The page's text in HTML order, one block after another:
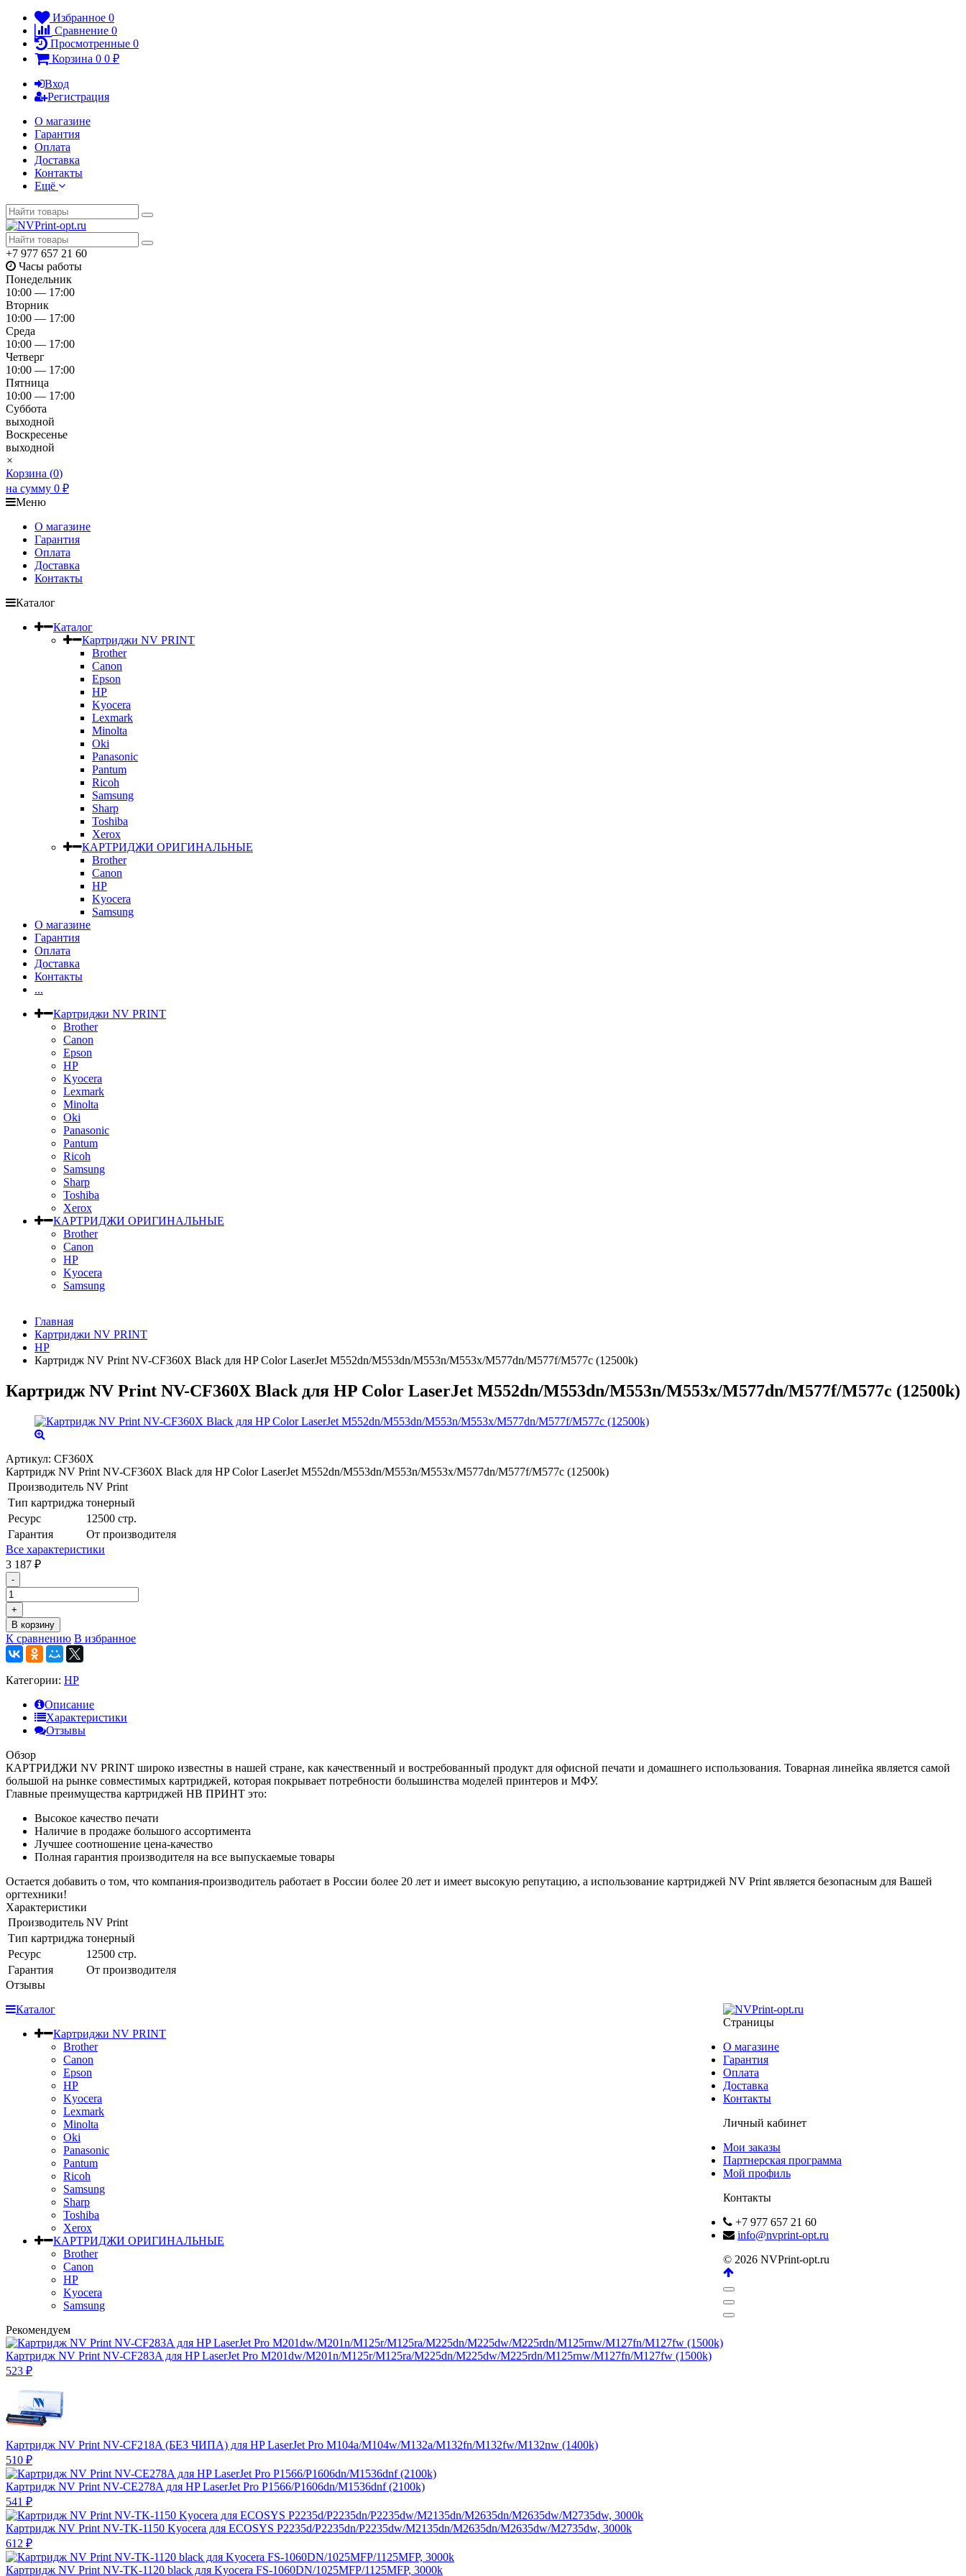
Избранное 0
Сравнение 0
Просмотренные 0
Корзина 0 0 ₽
Вход
Регистрация
О магазине
Гарантия
Оплата
Доставка
Контакты
Ещё
+7 977 657 21 60
Часы работы
Понедельник
10:00 — 17:00
Вторник
10:00 — 17:00
Среда
10:00 — 17:00
Четверг
10:00 — 17:00
Пятница
10:00 — 17:00
Суббота
выходной
Воскресенье
выходной
×
Корзина (0)
на сумму 0 ₽
Меню
О магазине
Гарантия
Оплата
Доставка
Контакты
Каталог
Каталог
Картриджи NV PRINT
Brother
Canon
Epson
HP
Kyocera
Lexmark
Minolta
Oki
Panasonic
Pantum
Ricoh
Samsung
Sharp
Toshiba
Xerox
КАРТРИДЖИ ОРИГИНАЛЬНЫЕ
Brother
Canon
HP
Kyocera
Samsung
О магазине
Гарантия
Оплата
Доставка
Контакты
...
Картриджи NV PRINT
Brother
Canon
Epson
HP
Kyocera
Lexmark
Minolta
Oki
Panasonic
Pantum
Ricoh
Samsung
Sharp
Toshiba
Xerox
КАРТРИДЖИ ОРИГИНАЛЬНЫЕ
Brother
Canon
HP
Kyocera
Samsung
Главная
Картриджи NV PRINT
HP
Картридж NV Print NV-CF360X Black для HP Color LaserJet M552dn/M553dn/M553n/M553x/M577dn/M577f/M577c (12500k)
Картридж NV Print NV-CF360X Black для HP Color LaserJet M552dn/M553dn/M553n/M553x/M577dn/M577f/M577c (12500k)
Артикул: CF360X
Картридж NV Print NV-CF360X Black для HP Color LaserJet M552dn/M553dn/M553n/M553x/M577dn/M577f/M577c (12500k)
Производитель NV Print
Тип картриджа тонерный
Ресурс
12500 стр.
Гарантия
От производителя
Все характеристики
3 187 ₽
-
+
В корзину
К сравнению В избранное
Категории: HP
Описание
Характеристики
Отзывы
Обзор
КАРТРИДЖИ NV PRINT широко известны в нашей стране, как качественный и востребованный продукт для офисной печати и домашнего использования. Товарная линейка является самой
большой на рынке совместимых картриджей, которая покрывает потребности большинства моделей принтеров и МФУ.
Главные преимущества картриджей НВ ПРИНТ это:
Высокое качество печати
Наличие в продаже большого ассортимента
Лучшее соотношение цена-качество
Полная гарантия производителя на все выпускаемые товары
Остается добавить о том, что компания-производитель работает в России более 20 лет и имеет высокую репутацию, а использование картриджей NV Print является безопасным для Вашей
оргтехники!
Характеристики
Производитель NV Print
Тип картриджа тонерный
Ресурс
12500 стр.
Гарантия
От производителя
Отзывы
Каталог
Картриджи NV PRINT
Brother
Canon
Epson
HP
Kyocera
Lexmark
Minolta
Oki
Panasonic
Pantum
Ricoh
Samsung
Sharp
Toshiba
Xerox
КАРТРИДЖИ ОРИГИНАЛЬНЫЕ
Brother
Canon
HP
Kyocera
Samsung
Рекомендуем
Картридж NV Print NV-CF283A для HP LaserJet Pro M201dw/M201n/M125r/M125ra/M225dn/M225dw/M225rdn/M125rnw/M127fn/M127fw (1500k)
523 ₽
Картридж NV Print NV-CF218A (БЕЗ ЧИПА) для HP LaserJet Pro M104a/M104w/M132a/M132fn/M132fw/M132nw (1400k)
510 ₽
Картридж NV Print NV-CE278A для HP LaserJet Pro P1566/P1606dn/M1536dnf (2100k)
541 ₽
Картридж NV Print NV-TK-1150 Kyocera для ECOSYS P2235d/P2235dn/P2235dw/M2135dn/M2635dn/M2635dw/M2735dw, 3000k
612 ₽
Картридж NV Print NV-TK-1120 black для Kyocera FS-1060DN/1025MFP/1125MFP, 3000k
Страницы
О магазине
Гарантия
Оплата
Доставка
Контакты
Личный кабинет
Мои заказы
Партнерская программа
Мой профиль
Контакты
+7 977 657 21 60
info@nvprint-opt.ru
© 2026 NVPrint-opt.ru